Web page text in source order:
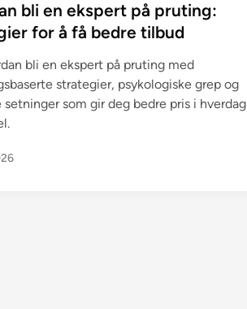
bli en ekspert på pruting:
for å få bedre tilbud
bli en ekspert på pruting med
strategier, psykologiske grep og
setninger som gir deg bedre pris i hverdag